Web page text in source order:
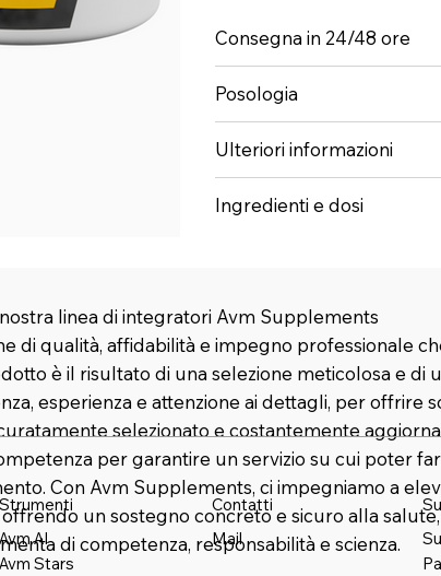
Consegna in 24/48 ore
Posologia
Ulteriori informazioni
Ingredienti e dosi
linea di integratori Avm Supplements
di qualità, affidabilità e impegno professionale
è il risultato di una selezione meticolosa e di
esperienza e attenzione ai dettagli, per offrire
selezionato e costantemente
per garantire un servizio su cui poter
Con Avm Supplements, ci impegniamo a
un sostegno concreto e sicuro alla salute,
di competenza, responsabilità e scienza.
Strumenti
AI
Avm Stars
Contatti
Mail